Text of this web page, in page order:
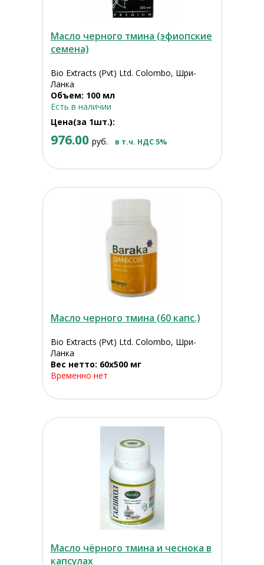
Масло черного тмина (эфиопские
семена)
Bio Extracts (Pvt) Ltd. Colombo, Шри-
Ланка
Объем: 100 мл
Есть в наличии
Цена(за 1шт.):
976.00 руб. в т.ч. НДС 5%
Масло черного тмина (60 капс.)
Bio Extracts (Pvt) Ltd. Colombo, Шри-
Ланка
Вес нетто: 60х500 мг
Временно нет
Масло чёрного тмина и чеснока в
капсулах